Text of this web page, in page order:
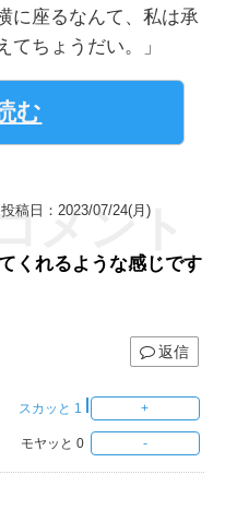
に座るなんて、私は承
ちょうだい。」
む
メント
投稿日：2023/07/24(月)
くれるような感じです
返信
スカッと 1
モヤッと 0